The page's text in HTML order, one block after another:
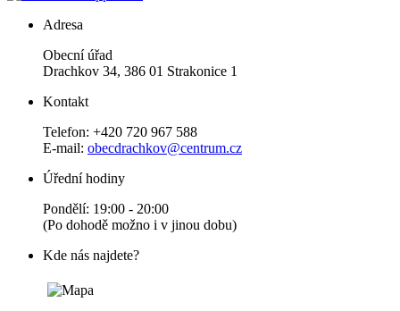
Adresa
Obecní úřad
Drachkov 34, 386 01 Strakonice 1
Kontakt
Telefon: +420 720 967 588
E-mail: obecdrachkov@centrum.cz
Úřední hodiny
Pondělí: 19:00 - 20:00
(Po dohodě možno i v jinou dobu)
Kde nás najdete?